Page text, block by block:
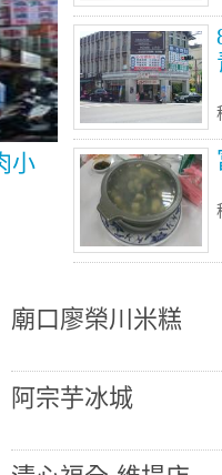
小
廟口廖榮川米糕
阿宗芋冰城